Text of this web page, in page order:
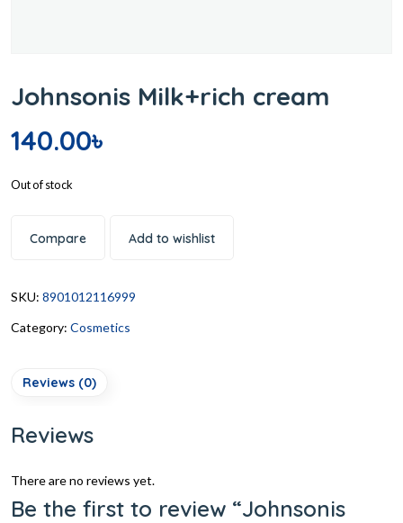
Johnsonis Milk+rich cream
140.00৳
Out of stock
Compare Add to wishlist
SKU: 8901012116999
Category: Cosmetics
Reviews (0)
Reviews
There are no reviews yet.
Be the first to review “Johnsonis